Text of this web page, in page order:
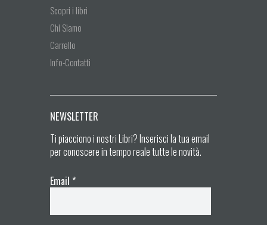
Scopri i libri
Chi Siamo
Carrello
Info-Contatti
NEWSLETTER
Ti piacciono i nostri Libri? Inserisci la tua email
per conoscere in tempo reale tutte le novità.
Email *